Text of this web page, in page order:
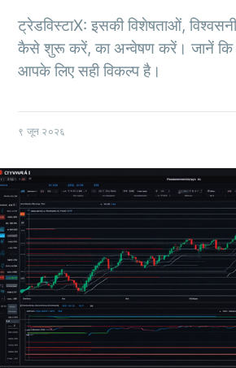
ट्रेडविस्टाX: इसकी विशेषताओं,
कैसे शुरू करें, का अन्वेषण करें। जानें कि
आपके लिए सही विकल्प है।
९ जून २०२६